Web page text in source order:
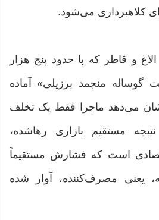
کلاهبرداری می‌شود.
و قاطر که با حدود پنج هزار
منجمد برزیلی» آماده
نشان می‌دهد ماجرا فقط یک تخلف
مستقیم بازاری رهاشده،
است که فشارش مستقیماً
یعنی مصرف‌کننده، آوار شده